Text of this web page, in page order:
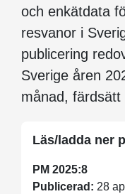
och enkätdata
resvanor i
publicering
Sverige åren
månad,
Läs/ladda ner
PM 2025:8
Publicerad: 28